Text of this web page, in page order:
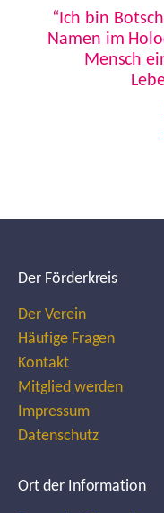
“Ich bin
Namen im
Mensch
Der Förderkreis
Der Verein
Häufige Fragen
Kontakt
Mitglied werden
Impressum
Datenschutz
Ort der Information